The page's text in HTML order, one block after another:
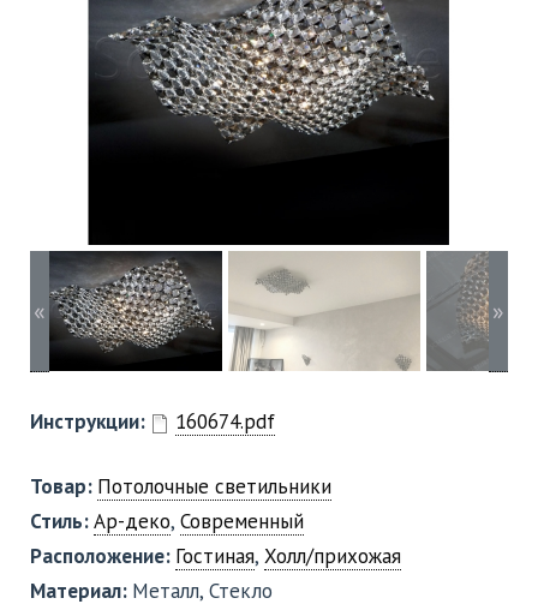
« »
Инструкции: 160674.pdf
Товар: Потолочные светильники
Стиль:Ар-деко, Современный
Расположение: Гостиная, Холл/прихожая
Материал: Металл, Стекло